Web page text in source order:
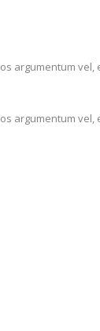
argumentum
argumentum